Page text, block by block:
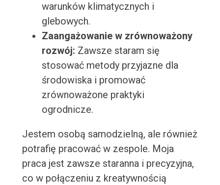
warunków klimatycznych i
glebowych.
Zaangażowanie w zrównoważony
rozwój: Zawsze staram się
stosować metody przyjazne dla
środowiska i promować
zrównoważone praktyki
ogrodnicze.
Jestem osobą samodzielną, ale również
potrafię pracować w zespole. Moja
praca jest zawsze staranna i precyzyjna,
co w połączeniu z kreatywnością